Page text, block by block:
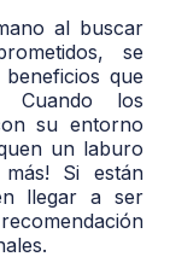
al buscar
se
que
Cuando los
su entorno
un laburo
Si están
llegar a ser